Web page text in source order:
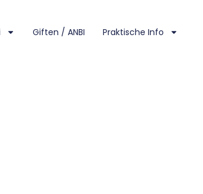
Giften / ANBI Praktische Info